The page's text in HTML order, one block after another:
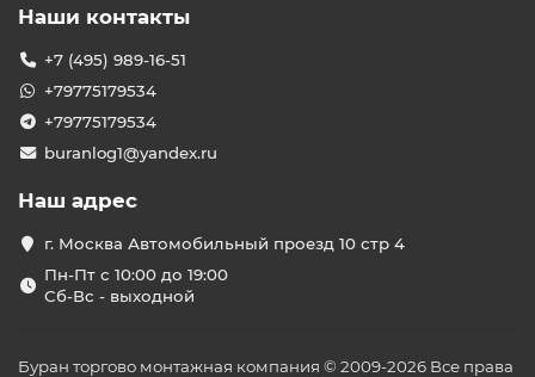
Эффективный обогрев
воздух от конвекторов, поэтому тепло ощущается
непосредственно и сразу.
Уличная прочность
(влага, пыль, ветер); многие модели имеют класс
использовать их на открытом воздухе.
Разнообразие моделей: доступны напольные
(стоечные) газовые обогреватели для больших
пространств и электрические подвесные либо
Наши контакты
+7 (495) 989-16-51
+79775179534
+79775179534
buranlog1@yandex.ru
Наш адрес
г. Москва Автомобильный проезд 10 стр 4
Пн-Пт с 10:00 до 19:00
Сб-Вс - выходной
Буран торгово монтажная компания © 2009-2026 Все права